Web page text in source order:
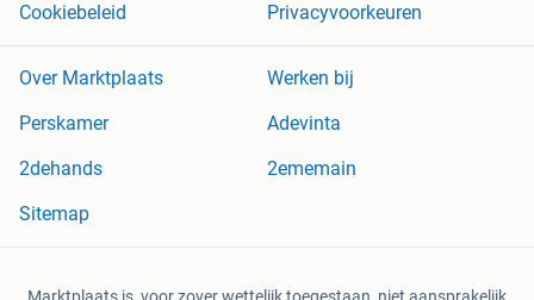
Cookiebeleid
Privacyvoorkeuren
Over Marktplaats
Werken bij
Perskamer
Adevinta
2dehands
2ememain
Sitemap